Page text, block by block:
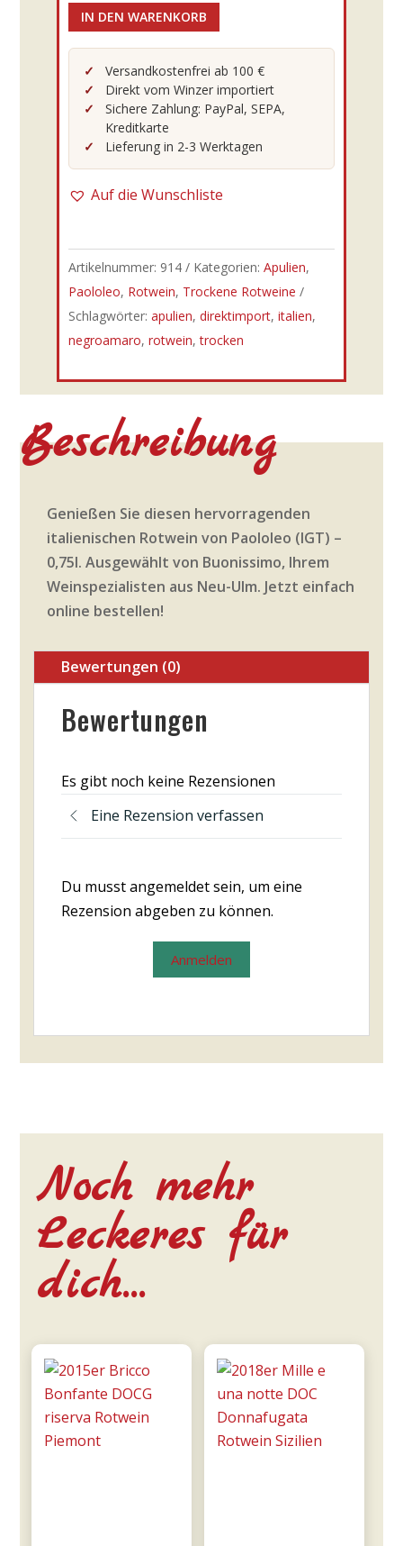
13er
Dorso
Rosso
Negroamaro
IN DEN WARENKORB
Versandkostenfrei ab 100 €
Direkt vom Winzer importiert
Sichere Zahlung: PayPal, SEPA,
Kreditkarte
Lieferung in 2-3 Werktagen
Auf die Wunschliste
Artikelnummer: 914 Kategorien: Apulien,
Paololeo, Rotwein, Trockene Rotweine
Schlagwörter: apulien, direktimport, italien,
negroamaro, rotwein,trocken
Beschreibung
Genießen Sie diesen hervorragenden
italienischen Rotwein von Paololeo (IGT) –
0,75l. Ausgewählt von Buonissimo, Ihrem
Weinspezialisten aus Neu-Ulm. Jetzt einfach
online bestellen!
Bewertungen (0)
Bewertungen
Es gibt noch keine Rezensionen
Eine Rezension verfassen
Du musst angemeldet sein, um eine
Rezension abgeben zu können.
Anmelden
Noch mehr
Leckeres für
dich…